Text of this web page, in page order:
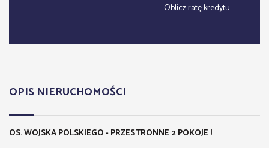
Oblicz ratę kredytu
OPIS NIERUCHOMOŚCI
OS. WOJSKA POLSKIEGO - PRZESTRONNE 2 POKOJE !